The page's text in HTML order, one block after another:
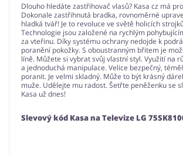
Dlouho hledáte zastřihovač vlasů? Kasa cz má
Dokonale zastřihnutá bradka, rovnoměrné
hladká tvář! Je to revoluce ve světě holicích
Technologie jsou založené na rychlým
za vteřinu. Díky systému ochrany nedojde k
poranění pokožky. S oboustranným břitem je
líně. Můžete si vybrat svůj vlastní styl. Využití na
a jednoduchá manipulace. Velice bezpečný,
poranit. Je velmi skladný. Může to být krásný
muže. Udělejte mu radost. Šetřte peněženku se
Kasa už dnes!
Slevový kód Kasa na Televize LG